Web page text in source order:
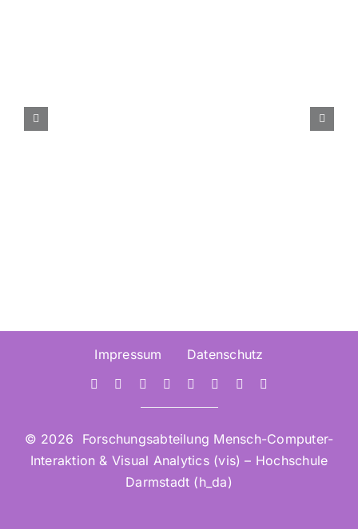
Conference Information
Visualisation (IV2026) –
Impressum Datenschutz
© 2026 Forschungsabteilung Mensch-Computer-
Interaktion & Visual Analytics (vis) – Hochschule
Darmstadt (h_da)